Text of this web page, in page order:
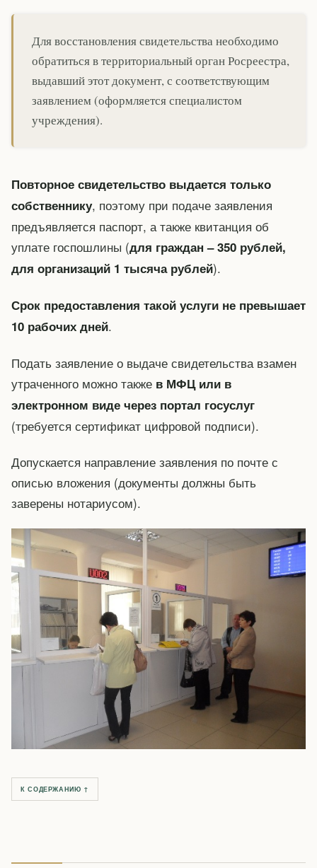
Для восстановления свидетельства необходимо
обратиться в территориальный орган Росреестра,
выдавший этот документ, с соответствующим
заявлением (оформляется специалистом
учреждения).
Повторное свидетельство выдается только
собственнику, поэтому при подаче заявления
предъявляется паспорт, а также квитанция об
уплате госпошлины (для граждан – 350 рублей,
для организаций 1 тысяча рублей).
Срок предоставления такой услуги не превышает
10 рабочих дней.
Подать заявление о выдаче свидетельства взамен
утраченного можно также в МФЦ или в
электронном виде через портал госуслуг
(требуется сертификат цифровой подписи).
Допускается направление заявления по почте с
описью вложения (документы должны быть
заверены нотариусом).
К СОДЕРЖАНИЮ ↑